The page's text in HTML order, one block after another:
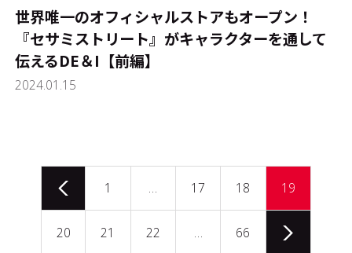
世界唯一のオフィシャルストアもオープン！
『セサミストリート』がキャラクターを通して
伝えるDE＆I【前編】
2024.01.15
1 … 17 18 19
20 21 22 … 66